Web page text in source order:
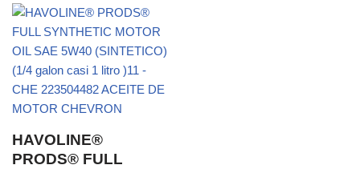
HAVOLINE®
PRODS® FULL